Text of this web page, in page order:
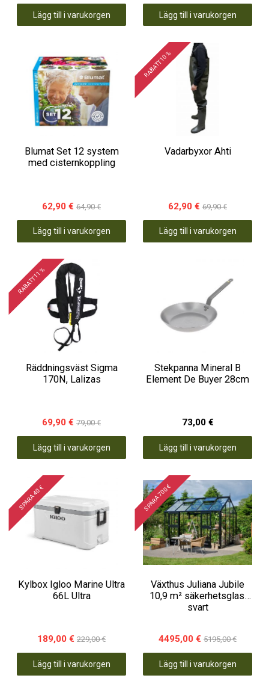
Lägg till i varukorgen Lägg till i varukorgen
Blumat Set 12 system
med cisternkoppling
62,90 € 64,90 €
Lägg till i varukorgen
RABATT 10 %
Vadarbyxor Ahti
62,90 € 69,90 €
Lägg till i varukorgen
RABATT 11 %
Räddningsväst Sigma
170N, Lalizas
69,90 € 79,00 €
Lägg till i varukorgen
Stekpanna Mineral B
Element De Buyer 28cm
73,00 €
Lägg till i varukorgen
SPARA 40 €
Kylbox Igloo Marine Ultra
66L Ultra
189,00 € 229,00 €
Lägg till i varukorgen
SPARA 700 €
Växthus Juliana Jubile
10,9 m² säkerhetsglas,
svart
4495,00 € 5195,00 €
Lägg till i varukorgen